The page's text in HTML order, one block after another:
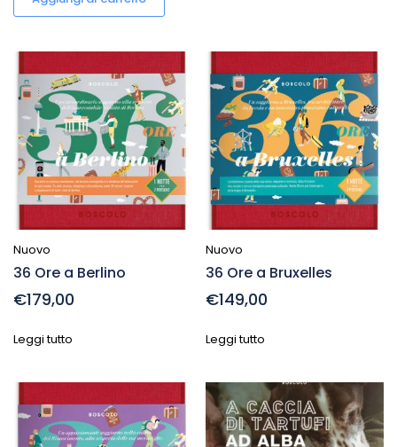
Nuovo
36 Ore a Berlino
€179,00
Leggi tutto
Nuovo
36 Ore a Bruxelles
€149,00
Leggi tutto